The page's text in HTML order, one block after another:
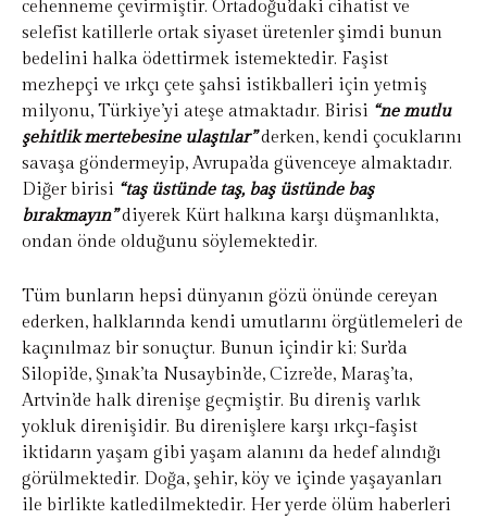
cehenneme çevirmiştir. Ortadoğu’daki cihatist ve
selefist katillerle ortak siyaset üretenler şimdi bunun
bedelini halka ödettirmek istemektedir. Faşist
mezhepçi ve ırkçı çete şahsi istikballeri için yetmiş
milyonu, Türkiye’yi ateşe atmaktadır. Birisi “ne mutlu
şehitlik mertebesine ulaştılar”derken, kendi çocuklarını
savaşa göndermeyip, Avrupa’da güvenceye almaktadır.
Diğer birisi “taş üstünde taş, baş üstünde baş
bırakmayın”diyerek Kürt halkına karşı düşmanlıkta,
ondan önde olduğunu söylemektedir.
Tüm bunların hepsi dünyanın gözü önünde cereyan
ederken, halklarında kendi umutlarını örgütlemeleri de
kaçınılmaz bir sonuçtur. Bunun içindir ki; Sur’da
Silopi’de, Şınak’ta Nusaybin’de, Cizre’de, Maraş’ta,
Artvin’de halk direnişe geçmiştir. Bu direniş varlık
yokluk direnişidir. Bu direnişlere karşı ırkçı-faşist
iktidarın yaşam gibi yaşam alanını da hedef alındığı
görülmektedir. Doğa, şehir, köy ve içinde yaşayanları
ile birlikte katledilmektedir. Her yerde ölüm haberleri